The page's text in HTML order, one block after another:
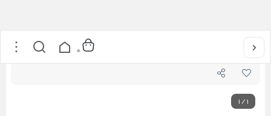
خانه شامپو مغذی شی باتر و روغن آرگان ویت یو 300 میل مناسب موهای خشک و آسیب دیده بدون سولفات
0
1/1